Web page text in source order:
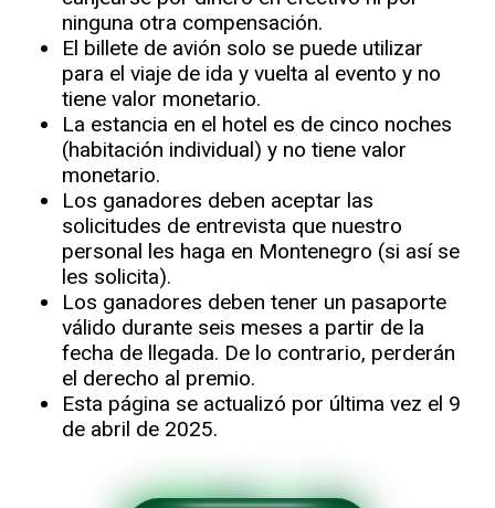
ninguna otra compensación.
El billete de avión solo se puede utilizar
para el viaje de ida y vuelta al evento y no
tiene valor monetario.
La estancia en el hotel es de cinco noches
(habitación individual) y no tiene valor
monetario.
Los ganadores deben aceptar las
solicitudes de entrevista que nuestro
personal les haga en Montenegro (si así se
les solicita).
Los ganadores deben tener un pasaporte
válido durante seis meses a partir de la
fecha de llegada. De lo contrario, perderán
el derecho al premio.
Esta página se actualizó por última vez el 9
de abril de 2025.